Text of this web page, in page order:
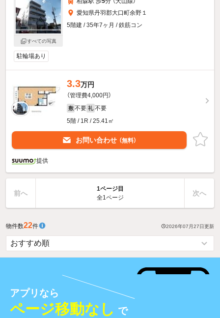
すべての写真
愛知県丹羽郡大口町余野１
5階建 / 35年7ヶ月 / 鉄筋コン
駐輪場あり
3.3万円
（管理費4,000円）
敷 不要 礼 不要
5階 / 1R / 25.41㎡
お問い合わせ （無料）
提供
前へ
1ページ目
全1ページ
次へ
物件数22件 2026年07月27日更新
アプリなら
ページ移動なし で